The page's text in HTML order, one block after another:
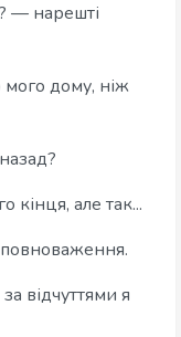
— нарешті
дому, ніж
але так...
відчуттями я